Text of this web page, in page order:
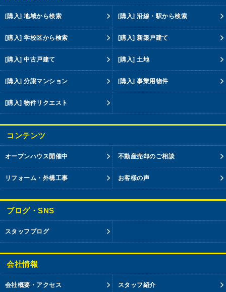
[購入] 地域から検索 [購入] 沿線・駅から検索
[購入] 学校区から検索 [購入] 新築戸建て
[購入] 中古戸建て [購入] 土地
[購入] 分譲マンション [購入] 事業用物件
[購入] 物件リクエスト
コンテンツ
オープンハウス開催中 不動産売却のご相談
リフォーム・外構工事 お客様の声
ブログ・SNS
スタッフブログ
会社情報
会社概要・アクセス スタッフ紹介